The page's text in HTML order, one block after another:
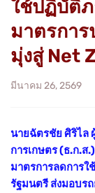
ใช้ปฏิบัติ
มาตรกา
มุ่งสู่ Net
มีนาคม 26, 2569
นายฉัตรชัย ศิริไล
การเกษตร (ธ.ก.
มาตรการลดการ
รัฐมนตรี ส่งมอบร